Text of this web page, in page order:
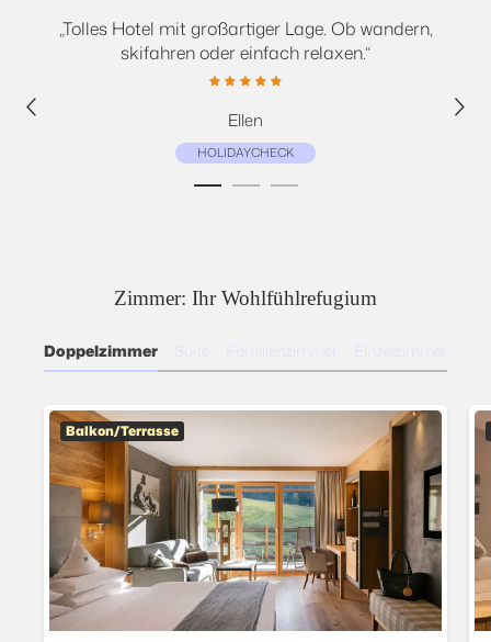
„Tolles Hotel mit großartiger Lage. Ob wandern,
skifahren oder einfach relaxen.“
Ellen
HOLIDAYCHECK
Zimmer: Ihr Wohlfühlrefugium
Doppelzimmer
Balkon/Terrasse